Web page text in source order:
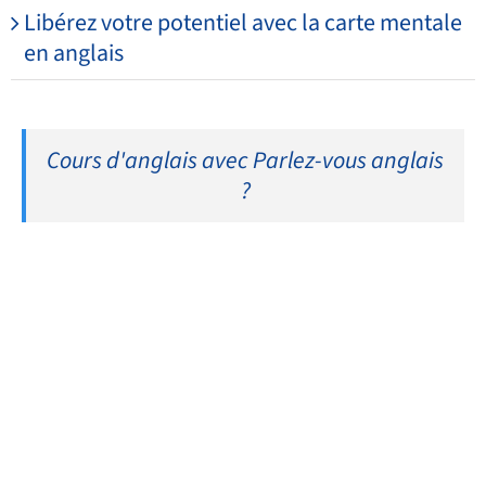
Libérez votre potentiel avec la carte mentale
en anglais
Cours d'anglais avec Parlez-vous anglais
?